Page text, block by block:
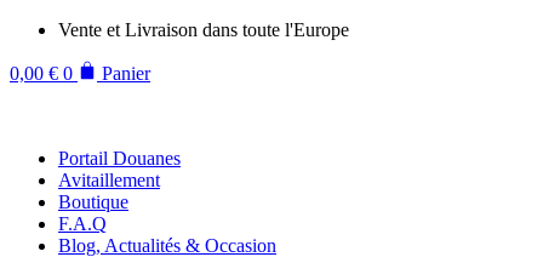
Aller
contenu
Vente et Livraison dans toute l'Europe
0,00 € 0 Panier
Portail Douanes
Avitaillement
Boutique
F.A.Q
Blog, Actualités & Occasion